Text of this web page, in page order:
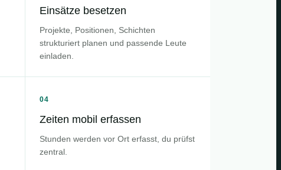
Einsätze besetzen
Projekte, Positionen, Schichten
strukturiert planen und passende Leute
einladen.
04
Zeiten mobil erfassen
Stunden werden vor Ort erfasst, du prüfst
zentral.